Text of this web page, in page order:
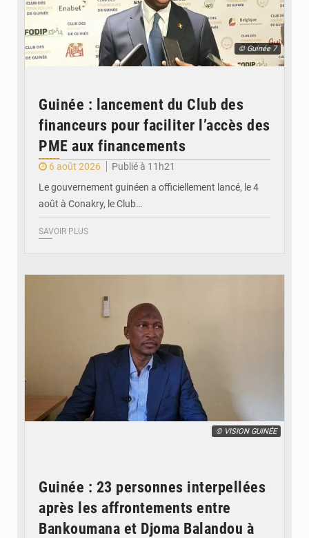
© Guinée 7
Guinée : lancement du Club des
financeurs pour faciliter l’accès des
PME aux financements
6 août 2026
Publié à 11h21
Le gouvernement guinéen a officiellement lancé, le 4
août à Conakry, le Club…
SAVOIR PLUS
© VISION GUINÉE
Guinée : 23 personnes interpellées
après les affrontements entre
Bankoumana et Djoma Balandou à